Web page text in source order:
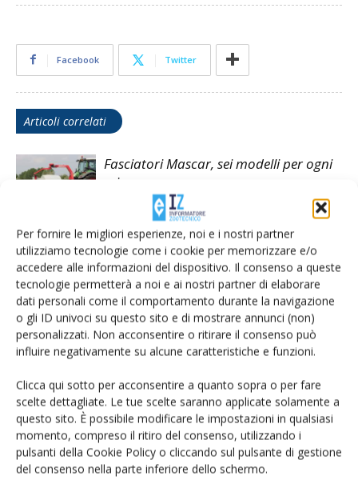
Per fornire le migliori esperienze, noi e i nostri partner
utilizziamo tecnologie come i cookie per memorizzare e/o
accedere alle informazioni del dispositivo. Il consenso a queste
tecnologie permetterà a noi e ai nostri partner di elaborare
dati personali come il comportamento durante la navigazione
o gli ID univoci su questo sito e di mostrare annunci (non)
personalizzati. Non acconsentire o ritirare il consenso può
influire negativamente su alcune caratteristiche e funzioni.
Clicca qui sotto per acconsentire a quanto sopra o per fare
scelte dettagliate. Le tue scelte saranno applicate solamente a
questo sito. È possibile modificare le impostazioni in qualsiasi
momento, compreso il ritiro del consenso, utilizzando i
pulsanti della Cookie Policy o cliccando sul pulsante di gestione
del consenso nella parte inferiore dello schermo.
Facebook Twitter
Articoli correlati
Fasciatori Mascar, sei modelli per ogni
esigenza
Le proposte di Kuhn per la fasciatura
delle balle
Essiccatoi Scolari, dai sistemi meccanici
ai tappeti forati mobili
LASCIA UN COMMENTO